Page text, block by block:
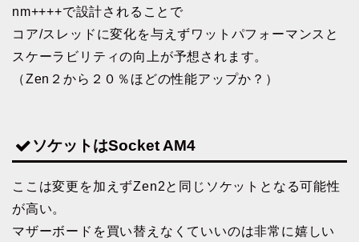
nm++++で設計されることで
コア/スレッドに変化を与えずワットパフォーマンスと
スケーラビリティの向上が予想されます。
（Zen２から２０％ほどの性能アップか？）
ソケットはSocket AM4
ここは変更を加えずZen2と同じソケットとなる可能性
が高い。
マザーボードを買い替えなくていいのは非常に嬉しい